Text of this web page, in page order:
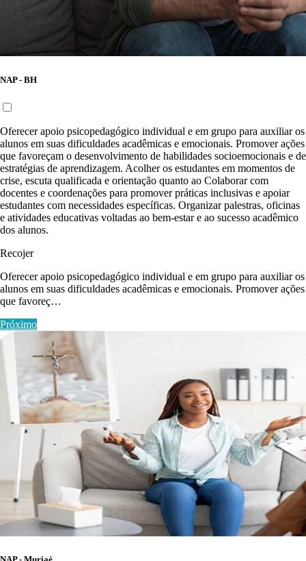
NAP - BH
Oferecer apoio psicopedagógico individual e em grupo para auxiliar os
alunos em suas dificuldades acadêmicas e emocionais. Promover ações
que favoreçam o desenvolvimento de habilidades socioemocionais e de
estratégias de aprendizagem. Acolher os estudantes em momentos de
crise, escuta qualificada e orientação quanto ao Colaborar com
docentes e coordenações para promover práticas inclusivas e apoiar
estudantes com necessidades específicas. Organizar palestras, oficinas
e atividades educativas voltadas ao bem-estar e ao sucesso acadêmico
dos alunos.
Recojer
Oferecer apoio psicopedagógico individual e em grupo para auxiliar os
alunos em suas dificuldades acadêmicas e emocionais. Promover ações
que favoreç…
Próximo